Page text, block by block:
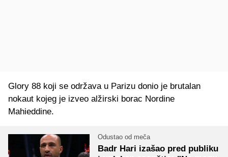
Glory 88 koji se održava u Parizu donio je brutalan
nokaut kojeg je izveo alžirski borac Nordine
Mahieddine.
Odustao od meča
Badr Hari izašao pred publiku